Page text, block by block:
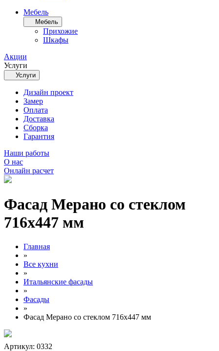
Мебель
Мебель
Прихожие
Шкафы
Акции
Услуги
Услуги
Дизайн проект
Замер
Оплата
Доставка
Сборка
Гарантия
Наши работы
О нас
Онлайн расчет
Фасад Мерано со стеклом
716х447 мм
Главная
»
Все кухни
»
Итальянские фасады
»
Фасады
»
Фасад Мерано со стеклом 716х447 мм
Артикул: 0332